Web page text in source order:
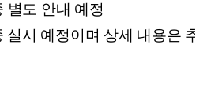
별도 안내 예정
실시 예정이며 상세 내용은 추